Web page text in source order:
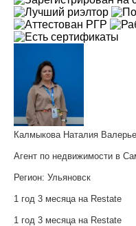
Калмыкова Наталия
Агент по недвижимости в
Регион: Ульяновск
1 год 3 месяца на Restate
1 год 3 месяца на Restate